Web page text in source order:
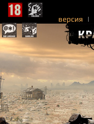
версия |